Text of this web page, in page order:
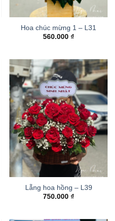
Hoa chúc mừng 1 – L31
560.000 ₫
Lẵng hoa hồng – L39
750.000 ₫